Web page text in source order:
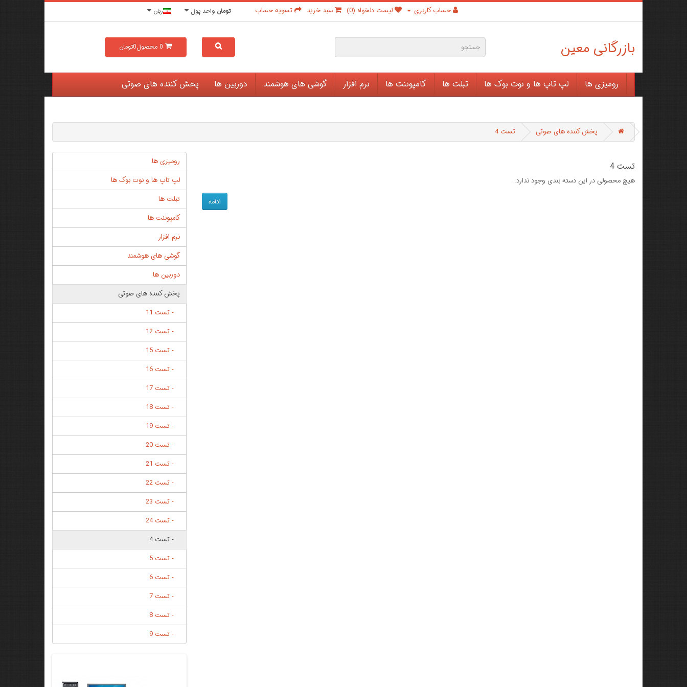
حساب کاربری لیست دلخواه (0) سبد خرید تسویه حساب تومان واحد پول زبان
بازرگانی معین 0 محصول0تومان
رومیزی ها لپ تاپ ها و نوت بوک ها تبلت ها کامپوننت ها نرم افزار گوشی های هوشمند دوربین ها پخش کننده های صوتی
پخش کننده های صوتی تست 4
تست 4
هیچ محصولی در این دسته بندی وجود ندارد.
ادامه
رومیزی ها
لپ تاپ ها و نوت بوک ها
تبلت ها
کامپوننت ها
نرم افزار
گوشی های هوشمند
دوربین ها
پخش کننده های صوتی
- تست 11
- تست 12
- تست 15
- تست 16
- تست 17
- تست 18
- تست 19
- تست 20
- تست 21
- تست 22
- تست 23
- تست 24
- تست 4
- تست 5
- تست 6
- تست 7
- تست 8
- تست 9